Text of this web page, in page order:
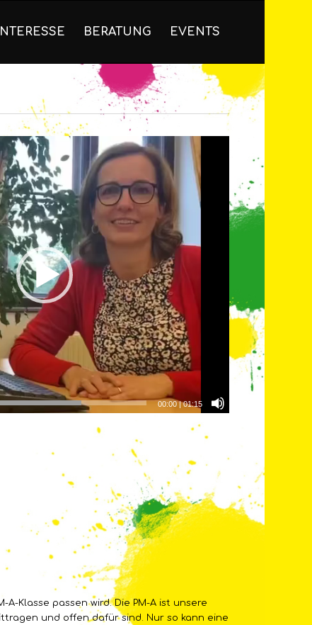
BERATUNG EVENTS
00:00|01:15
Klasse passen wird. Die PM-A ist unsere
und offen dafür sind. Nur so kann eine